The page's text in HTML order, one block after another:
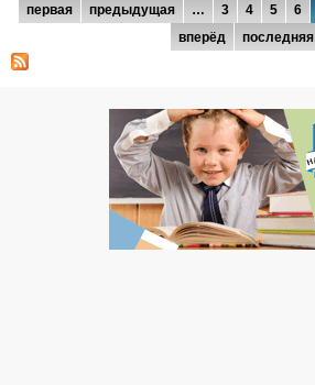
Страницы
первая предыдущая … 3 4 5 6
вперёд
последняя